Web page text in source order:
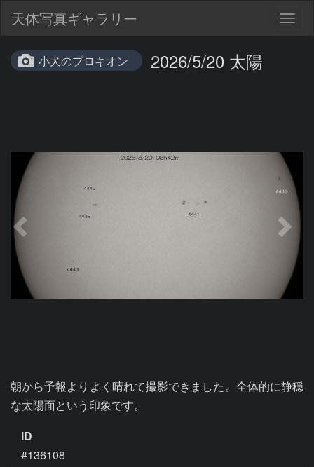
天体写真ギャラリー
小犬のプロキオン 2026/5/20 太陽
朝から予報よりよく晴れて撮影できました。全体的に静穏
な太陽面という印象です。
ID
#136108